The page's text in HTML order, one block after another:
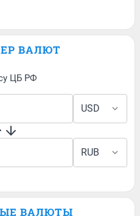
ВАЛЮТ
ЦБ РФ
ВАЛЮТЫ